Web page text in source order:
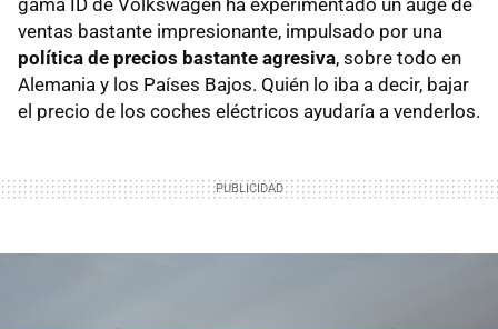
ventas bastante impresionante, impulsado por una
política de precios bastante agresiva, sobre todo en
Alemania y los Países Bajos. Quién lo iba a decir, bajar
el precio de los coches eléctricos ayudaría a venderlos.